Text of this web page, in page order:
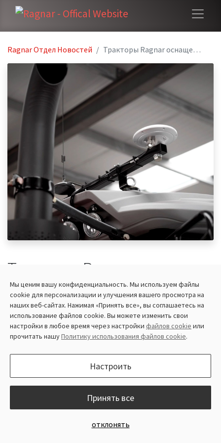
Ragnar Oтдел Hовостей Тракторы Ragnar оснащены технологией высокоточного позиционирования
Тракторы Ragnar оснащены
технологией
высокоточного
позиционирования
Ragnar tractors are now equipped with a GPS & RTK
system that unlocks the possibilities of precision
agricultural operations. The system enables the tractor
to perform field work with an accuracy of 2.5 cm along a
pre-programmed path. The RTK positioning technology
Мы ценим вашу конфиденциальность. Мы используем файлы
cookie для персонализации и улучшения вашего просмотра на
наших веб-сайтах. Нажимая «Принять все», вы соглашаетесь на
использование файлов cookie. Вы можете изменить свои
настройки в любое время через настройки файлов cookie или
прочитать нашуПолитику использования файлов cookie.
Настроить
отклонять
Принять все